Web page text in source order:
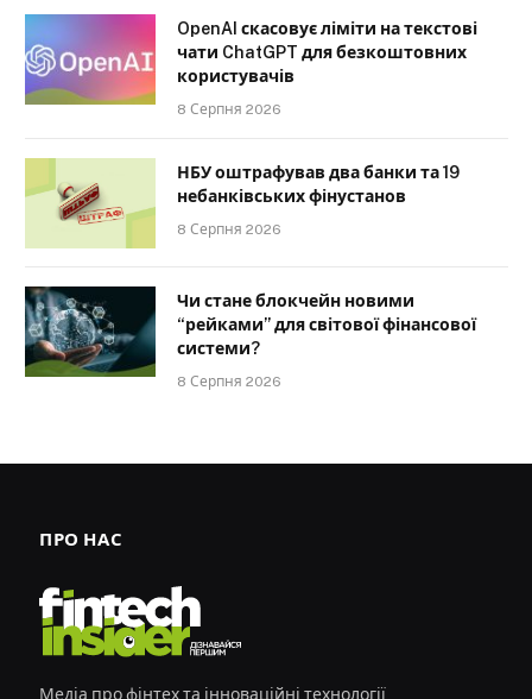
OpenAI скасовує ліміти на текстові
чати ChatGPT для безкоштовних
користувачів
8 Серпня 2026
НБУ оштрафував два банки та 19
небанківських фінустанов
8 Серпня 2026
Чи стане блокчейн новими
“рейками” для світової фінансової
системи?
8 Серпня 2026
ПРО НАС
Медіа про фінтех та інноваційні технології